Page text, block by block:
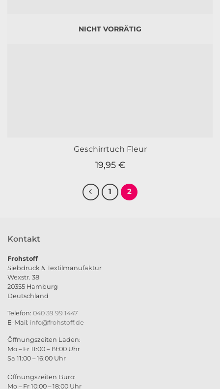
NICHT VORRÄTIG
Geschirrtuch Fleur
19,95 €
1 2
Kontakt
Frohstoff
Siebdruck & Textilmanufaktur
Wexstr. 38
20355 Hamburg
Deutschland
Telefon: 040 39 99 1447
E-Mail: info@frohstoff.de
Öffnungszeiten Laden:
Mo – Fr 11:00 – 19:00 Uhr
Sa 11:00 – 16:00 Uhr
Öffnungszeiten Büro:
Mo – Fr 10:00 – 18:00 Uhr